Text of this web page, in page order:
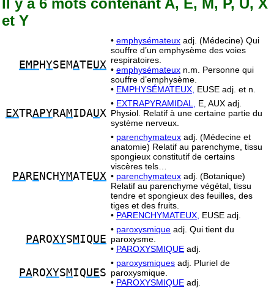
Il y a 6 mots contenant A, E, M, P, U, X
et Y
EMP HYSEMATEUX
• emphysémateux adj. (Médecine) Qui
souffre d’un emphysème des voies
respiratoires.
• emphysémateux n.m. Personne qui
souffre d’emphysème.
• EMPHYSÉMATEUX, EUSE adj. et n.
EXTRAPYRAMIDAUX
• EXTRAPYRAMIDAL,
E, AUX adj.
Physiol. Relatif à une certaine partie du
système nerveux.
PARE NCHYMATEUX
• parenchymateux adj. (Médecine et
anatomie) Relatif au parenchyme, tissu
spongieux constitutif de certains
viscères tels…
• parenchymateux adj. (Botanique)
Relatif au parenchyme végétal, tissu
tendre et spongieux des feuilles, des
tiges et des fruits.
• PARENCHYMATEUX, EUSE adj.
PAROXYSMIQUE
• paroxysmique adj. Qui tient du
paroxysme.
• PAROXYSMIQUE adj.
PAROXYSMIQUES
• paroxysmiques adj. Pluriel de
paroxysmique.
• PAROXYSMIQUE adj.